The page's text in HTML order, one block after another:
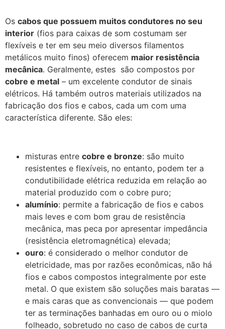
Os cabos que possuem muitos condutores no seu
interior (fios para caixas de som costumam ser
flexíveis e ter em seu meio diversos filamentos
metálicos muito finos) oferecem maior resistência
mecânica. Geralmente, estes são compostos por
cobre e metal – um excelente condutor de sinais
elétricos. Há também outros materiais utilizados na
fabricação dos fios e cabos, cada um com uma
característica diferente. São eles:
misturas entre cobre e bronze: são muito
resistentes e flexíveis, no entanto, podem ter a
condutibilidade elétrica reduzida em relação ao
material produzido com o cobre puro;
alumínio: permite a fabricação de fios e cabos
mais leves e com bom grau de resistência
mecânica, mas peca por apresentar impedância
(resistência eletromagnética) elevada;
ouro: é considerado o melhor condutor de
eletricidade, mas por razões econômicas, não há
fios e cabos compostos integralmente por este
metal. O que existem são soluções mais baratas —
e mais caras que as convencionais — que podem
ter as terminações banhadas em ouro ou o miolo
folheado, sobretudo no caso de cabos de curta